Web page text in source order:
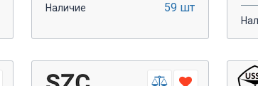
Наличие 59 шт